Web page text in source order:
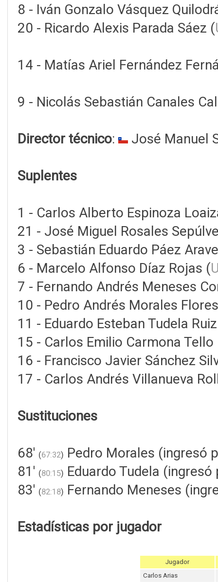
8 - Iván Gonzalo Vásquez
20 - Ricardo Alexis Parada Sáez (
14 - Matías Ariel Fernández
9 - Nicolás Sebastián Canales
Director técnico: José Manuel
Suplentes
1 - Carlos Alberto Espinoza
21 - José Miguel Rosales
3 - Sebastián Eduardo Páez
6 - Marcelo Alfonso Díaz Rojas (
7 - Fernando Andrés Meneses
10 - Pedro Andrés Morales
11 - Eduardo Esteban Tudela
15 - Carlos Emilio Carmona Tello
16 - Francisco Javier Sánchez
17 - Carlos Andrés Villanueva
Sustituciones
68' (67:32) Pedro Morales (ingresó
81' (80:15) Eduardo Tudela
83' (82:18) Fernando Meneses
Estadísticas por jugador
Jugador
Carlos Arias